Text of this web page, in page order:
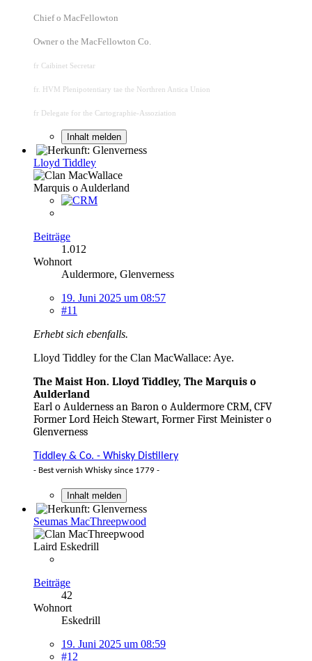
Chief o MacFellowton
Owner o the MacFellowton Co.
fr Caibinet Secretar
fr. HVM Plenipotentiary tae the Northren Antica Union
fr Delegate for the Cartographie-Assoziation
Inhalt melden
Lloyd Tiddley
Marquis o Aulderland
Beiträge
1.012
Wohnort
Auldermore, Glenverness
19. Juni 2025 um 08:57
#11
Erhebt sich ebenfalls.
Lloyd Tiddley for the Clan MacWallace: Aye.
The Maist Hon. Lloyd Tiddley, The Marquis o
Aulderland
Earl o Aulderness an Baron o Auldermore CRM, CFV
Former Lord Heich Stewart, Former First Meinister o
Glenverness
Tiddley & Co. - Whisky Distillery
- Best vernish Whisky since 1779 -
Inhalt melden
Seumas MacThreepwood
Laird Eskedrill
Beiträge
42
Wohnort
Eskedrill
19. Juni 2025 um 08:59
#12